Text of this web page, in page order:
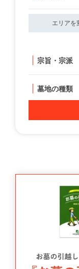
エリアを
宗旨・宗派
墓地の種類